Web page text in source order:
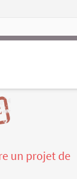
un projet de